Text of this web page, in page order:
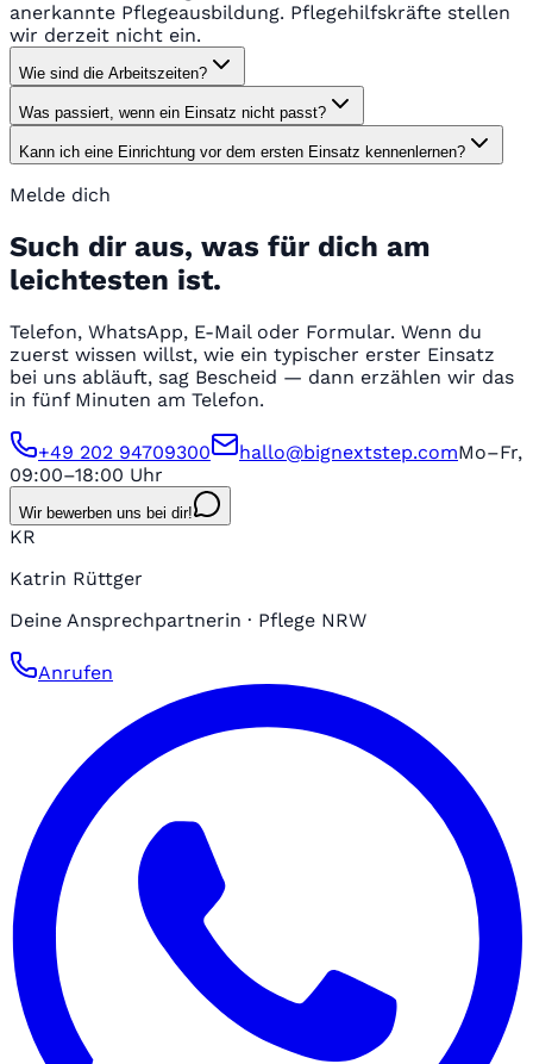
anerkannte Pflegeausbildung. Pflegehilfskräfte stellen
wir derzeit nicht ein.
Wie sind die Arbeitszeiten?
Was passiert, wenn ein Einsatz nicht passt?
Kann ich eine Einrichtung vor dem ersten Einsatz kennenlernen?
Melde dich
Such dir aus, was für dich am
leichtesten ist.
Telefon, WhatsApp, E-Mail oder Formular. Wenn du
zuerst wissen willst, wie ein typischer erster Einsatz
bei uns abläuft, sag Bescheid — dann erzählen wir das
in fünf Minuten am Telefon.
+49 202 94709300 hallo@bignextstep.comMo–Fr,
09:00–18:00 Uhr
Wir bewerben uns bei dir!
KR
Katrin Rüttger
Deine Ansprechpartnerin · Pflege NRW
Anrufen